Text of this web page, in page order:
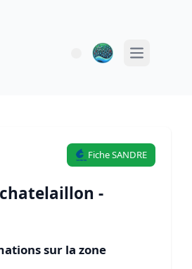
Open main
Fiche SANDRE
-
sur la zone